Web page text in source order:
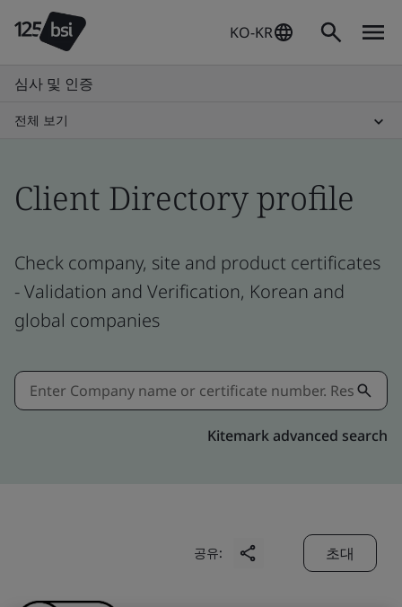
KO-KR
심사 및 인증
전체 보기
Client Directory profile
Check company, site and product certificates
- Validation and Verification, Korean and
global companies
Kitemark advanced search
공유: 초대